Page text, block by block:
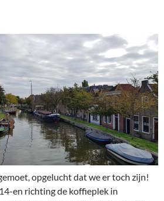
opgelucht dat we er toch zijn!
en richting de koffieplek in